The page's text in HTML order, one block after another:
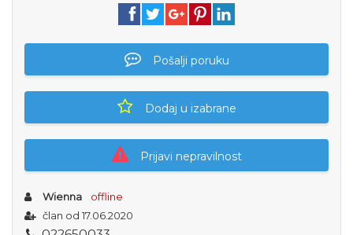
Pošalji poruku
Dodaj u izabrane
Prijavi nepravilnost
Wienna
offline
član od 17.06.2020